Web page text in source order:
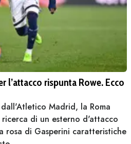
l’attacco rispunta Rowe. Ecco
Madrid, la Roma
di un esterno d'attacco
rosa di Gasperini caratteristiche